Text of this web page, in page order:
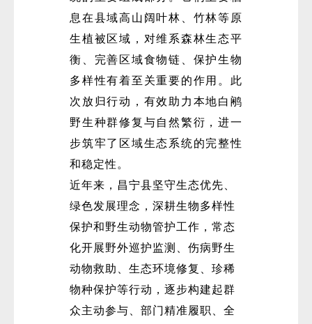
息在县域高山阔叶林、竹林等原
生植被区域，对维系森林生态平
衡、完善区域食物链、保护生物
多样性有着至关重要的作用。此
次放归行动，有效助力本地白鹇
野生种群修复与自然繁衍，进一
步筑牢了区域生态系统的完整性
和稳定性。
近年来，昌宁县坚守生态优先、
绿色发展理念，深耕生物多样性
保护和野生动物管护工作，常态
化开展野外巡护监测、伤病野生
动物救助、生态环境修复、珍稀
物种保护等行动，逐步构建起群
众主动参与、部门精准履职、全